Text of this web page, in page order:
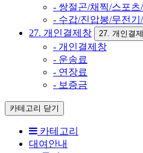
- 쌍절곤/채찍/스포츠
- 수갑/진압봉/무전기
27. 개인결제창
27. 개인결
- 개인결제창
- 운송료
- 연장료
- 보증금
카테고리 닫기
카테고리
대여안내